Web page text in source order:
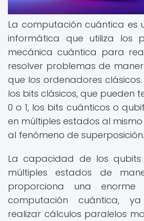
La computación cuántica es
informática que utiliza los
mecánica cuántica para
resolver problemas de
que los ordenadores
los bits clásicos, que pueden
0 o 1, los bits cuánticos o
en múltiples estados al
al fenómeno de superposición.
La capacidad de los
múltiples estados de
proporciona una
computación cuántica,
realizar cálculos paralelos